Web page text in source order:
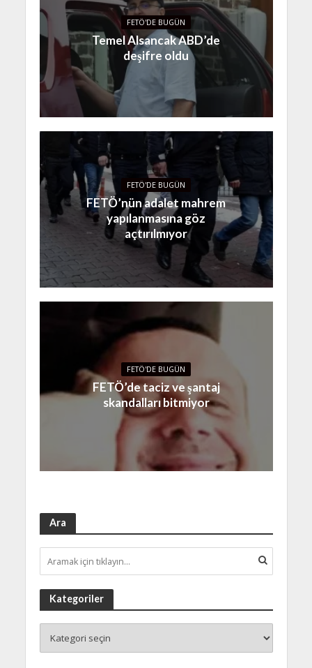
FETÖ'DE BUGÜN
Temel Alsancak ABD’de
deşifre oldu
FETÖ'DE BUGÜN
FETÖ’nün adalet mahrem
yapılanmasına göz
açtırılmıyor
FETÖ'DE BUGÜN
FETÖ’de taciz ve şantaj
skandalları bitmiyor
Ara
Kategoriler